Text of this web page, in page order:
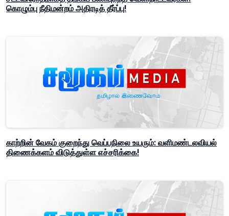
கொழும்பு நீதிமன்றம் அதிரடித் தீர்ப்பு!
காற்றின் வேகம் குறைந்து வெப்பநிலை உயரும்: வளிமண்டலவியல்
திணைக்களம் விடுத்துள்ள எச்சரிக்கை!